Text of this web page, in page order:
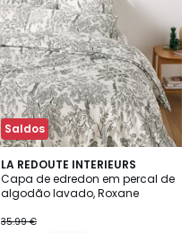
Saldos
LA REDOUTE INTERIEURS
Capa de edredon em percal de
algodão lavado, Roxane
35.99 €
4,6
/ 5